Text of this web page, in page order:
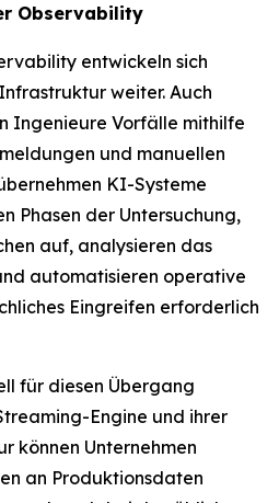
Observability
entwickeln sich
weiter. Auch
Ingenieure Vorfälle mithilfe
und manuellen
KI-Systeme
Phasen der Untersuchung,
auf, analysieren das
automatisieren operative
Eingreifen erforderlich
für diesen Übergang
Engine und ihrer
können Unternehmen
an Produktionsdaten